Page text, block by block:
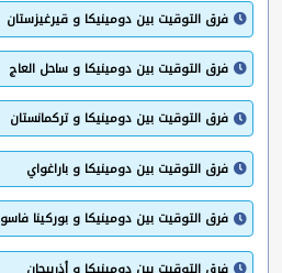
فرق التوقيت بين دومينيكا و قيرغيزستان
فرق التوقيت بين دومينيكا و ساحل العاج
فرق التوقيت بين دومينيكا و تركمانستان
فرق التوقيت بين دومينيكا و باراغواي
فرق التوقيت بين دومينيكا و بوركينا فاسو